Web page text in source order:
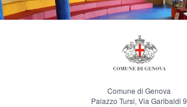
Comune di Genova
Palazzo Tursi, Via Garibaldi 9